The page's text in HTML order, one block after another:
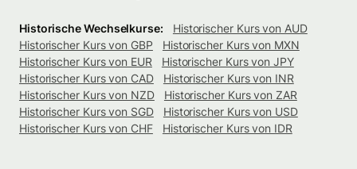
Historische Wechselkurse:
Historischer Kurs von AUD
Historischer Kurs von GBP
Historischer Kurs von MXN
Historischer Kurs von EUR
Historischer Kurs von JPY
Historischer Kurs von CAD
Historischer Kurs von INR
Historischer Kurs von NZD
Historischer Kurs von ZAR
Historischer Kurs von SGD
Historischer Kurs von USD
Historischer Kurs von CHF
Historischer Kurs von IDR